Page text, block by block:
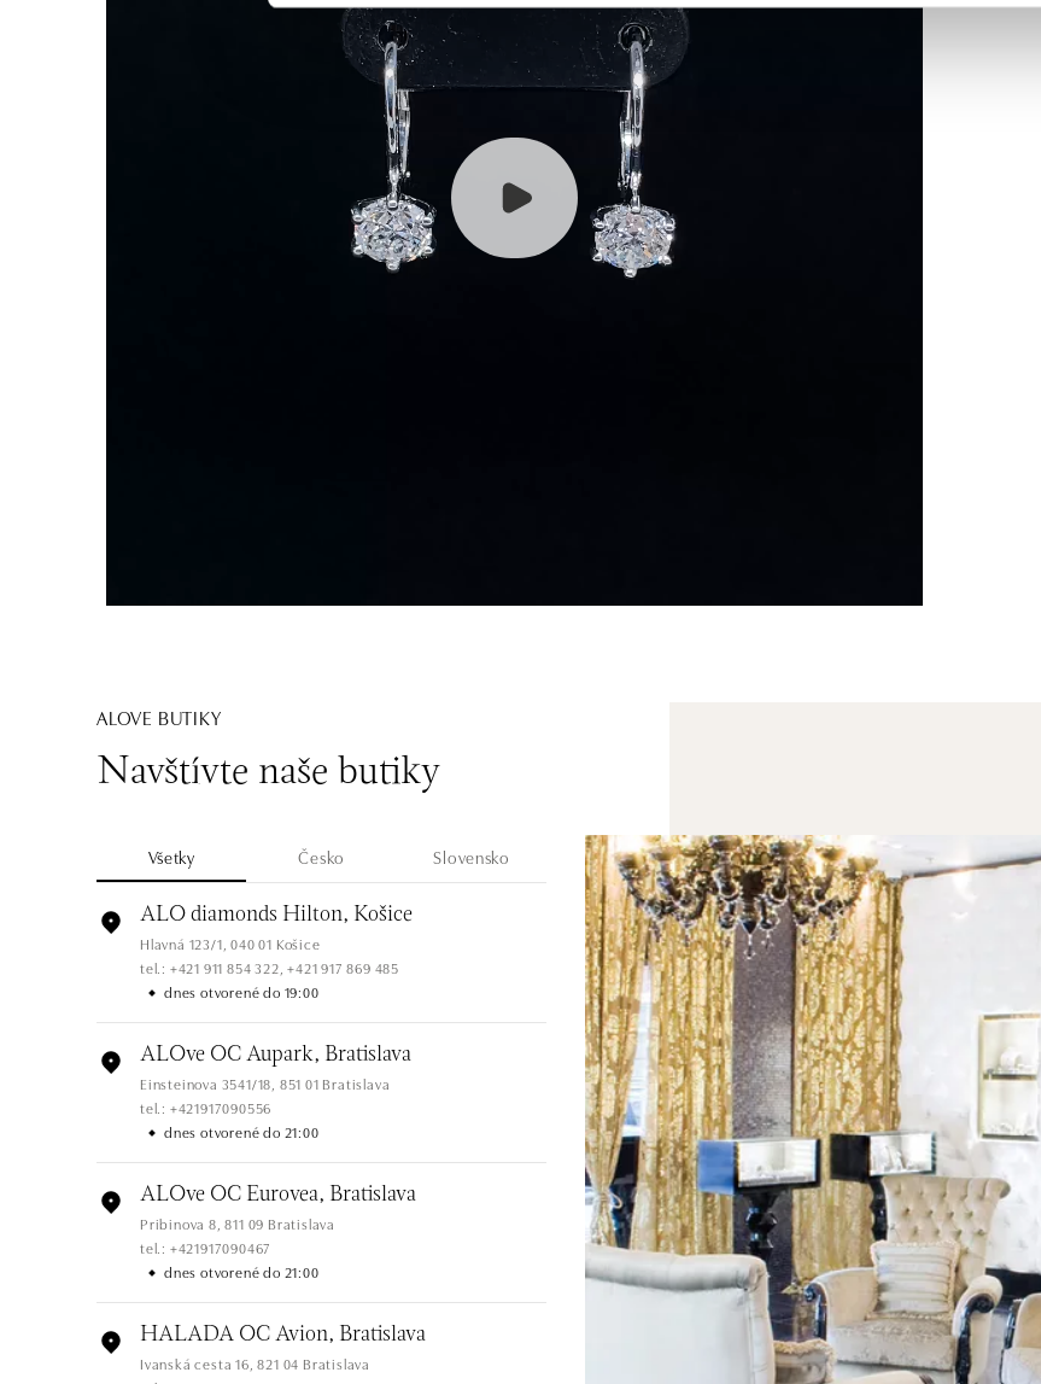
ALOVE BUTIKY
Navštívte naše butiky
Všetky Česko Slovensko
ALO diamonds Hilton, Košice
Hlavná 123/1, 040 01 Košice
tel.: +421 911 854 322, +421 917 869 485
dnes otvorené do 19:00
ALOve OC Aupark, Bratislava
Einsteinova 3541/18, 851 01 Bratislava
tel.: +421917090556
dnes otvorené do 21:00
ALOve OC Eurovea, Bratislava
Pribinova 8, 811 09 Bratislava
tel.: +421917090467
dnes otvorené do 21:00
HALADA OC Avion, Bratislava
Ivanská cesta 16, 821 04 Bratislava